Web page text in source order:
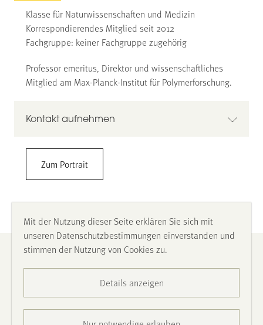
Klasse für Naturwissenschaften und Medizin
Korrespondierendes Mitglied seit 2012
Fachgruppe: keiner Fachgruppe zugehörig
Professor emeritus, Direktor und wissenschaftliches
Mitglied am Max-Planck-Institut für Polymerforschung.
Kontakt aufnehmen
Max-Planck-Gesellschaft
Max-Planck-Institut für Polymerforschung
muellen@mpip-mainz.mpg.de
muellen@mpip-mainz.mpg.de
Zum Portrait
Impressum
Mit der Nutzung dieser Seite erklären Sie sich mit
unseren Datenschutzbestimmungen einverstanden und
stimmen der Nutzung von Cookies zu.
Details anzeigen